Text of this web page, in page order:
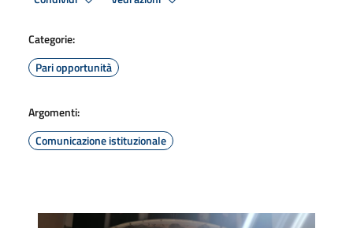
Categorie:
Pari opportunità
Argomenti:
Comunicazione istituzionale